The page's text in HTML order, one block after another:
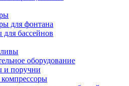
для фонтана
бассейнов
оборудование
и поручни